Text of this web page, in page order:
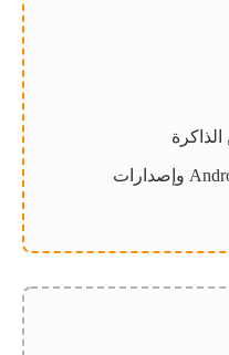
مناسب لمعظم هواتف Android وإصدارات